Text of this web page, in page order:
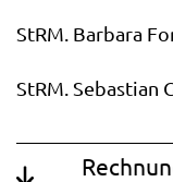
StRM. Barbara
StRM. Sebastian